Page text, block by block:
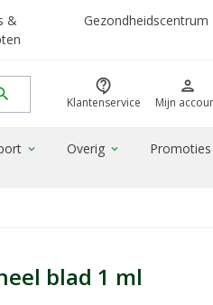
&
Gezondheidscentrum
contact_support
Klantenservice
person
Mijn
expand_more Overig expand_more Promoties
blad 1 ml